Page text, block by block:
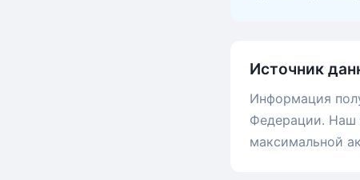
Источник
Информация
Федерации. Наш
максимальной